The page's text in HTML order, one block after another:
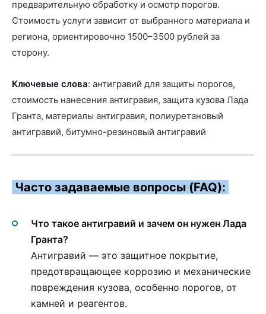
предварительную обработку и осмотр порогов.
Стоимость услуги зависит от выбранного материала и
региона, ориентировочно 1500–3500 рублей за
сторону.
Ключевые слова: антигравий для защиты порогов,
стоимость нанесения антигравия, защита кузова Лада
Гранта, материалы антигравия, полиуретановый
антигравий, битумно-резиновый антигравий
Часто задаваемые вопросы (FAQ):
Что такое антигравий и зачем он нужен Лада
Гранта?
Антигравий — это защитное покрытие,
предотвращающее коррозию и механические
повреждения кузова, особенно порогов, от
камней и реагентов.